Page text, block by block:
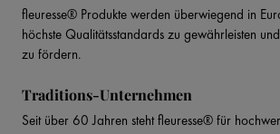
fleuresse® Produkte werden überwiegend in
höchste Qualitätsstandards zu gewährleisten
zu fördern.
Traditions-Unternehmen
Seit über 60 Jahren steht fleuresse® für